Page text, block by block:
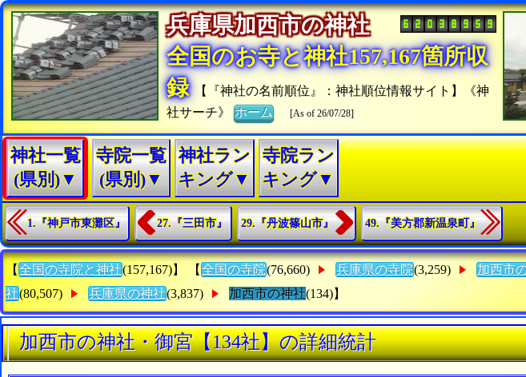
兵庫県加西市の神社
全国のお寺と神社157,167箇所収
録
【『神社の名前順位』：神社順位情報サイト】《神
社サーチ》ホーム [As of 26/07/28]
神社一覧
(県別)▼
寺院一覧
(県別)▼
神社ラン
キング▼
寺院ラン
キング▼
1.『神戸市東灘区』 27.『三田市』 29.『丹波篠山市』 49.『美方郡新温泉町』
【 全国の寺院と神社(157,167)】 【 全国の寺院(76,660) 兵庫県の寺院(3,259) 加西市
社(80,507) 兵庫県の神社(3,837) 加西市の神社(134)】
加西市の神社・御宮【134社】の詳細統計